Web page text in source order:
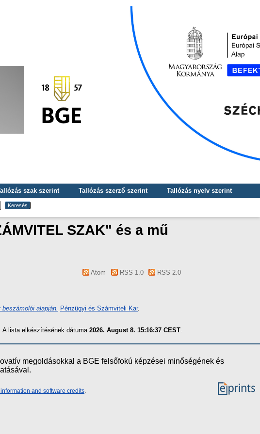
szak szerint Tallózás szerző szerint
Tallózás nyelv szerint
SZAK" és a mű
Atom RSS 1.0 RSS 2.0
alapján. Pénzügyi és Számviteli Kar.
A lista elkészítésének dátuma 2026. August 8. 15:16:37 CEST
megoldásokkal a BGE felsőfokú képzései minőségének és
information and software credits